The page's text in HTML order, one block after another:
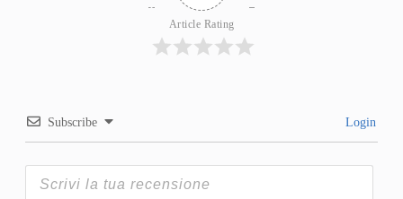
Article Rating
Subscribe Login